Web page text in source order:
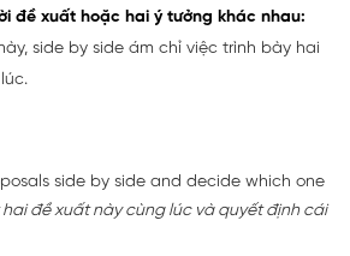
đề xuất hoặc hai ý tưởng khác nhau:
side by side ám chỉ việc trình bày hai
side by side and decide which one
hai đề xuất này cùng lúc và quyết định cái